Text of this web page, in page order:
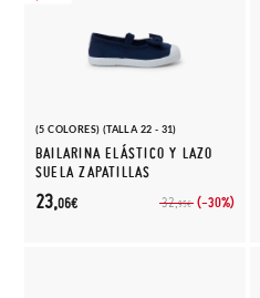
(5 COLORES) (TALLA 22 - 31)
BAILARINA ELÁSTICO Y LAZO
SUELA ZAPATILLAS
32,95€ (-30%)
23,06€